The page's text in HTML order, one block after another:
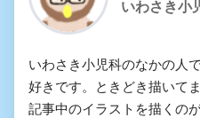
いわさき小
いわさき小児科のなかの人
好きです。ときどき描いて
記事中のイラストを描くの